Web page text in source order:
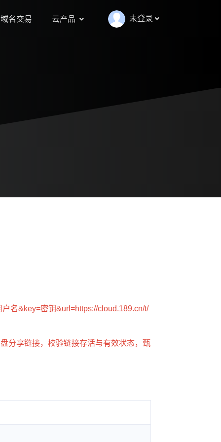
域名交易 云产品 未登录
名&key=密钥&url=https://cloud.189.cn/t/
分享链接，校验链接存活与有效状态，甄